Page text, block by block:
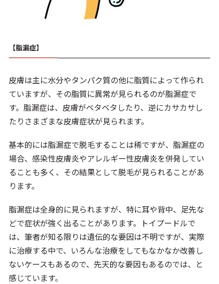
【脂漏症】
皮膚は主に水分やタンパク質の他に脂質によって作られ
ていますが、その脂質に異常が見られるのが脂漏症で
す。脂漏症は、皮膚がベタベタしたり、逆にカサカサし
たりさまざまな皮膚症状が見られます。
基本的には脂漏症で脱毛することは稀ですが、脂漏症の
場合、感染性皮膚炎やアレルギー性皮膚炎を併発してい
ることも多く、その結果として脱毛が見られることがあ
ります。
脂漏症は全身的に見られますが、特に耳や背中、足先な
どで症状が強く出ることがあります。トイプードルで
は、筆者が知る限りは遺伝的な要因は不明ですが、実際
に治療する中で、いろんな治療をしてもなかなか改善し
ないケースもあるので、先天的な要因もあるのでは、と
感じています。